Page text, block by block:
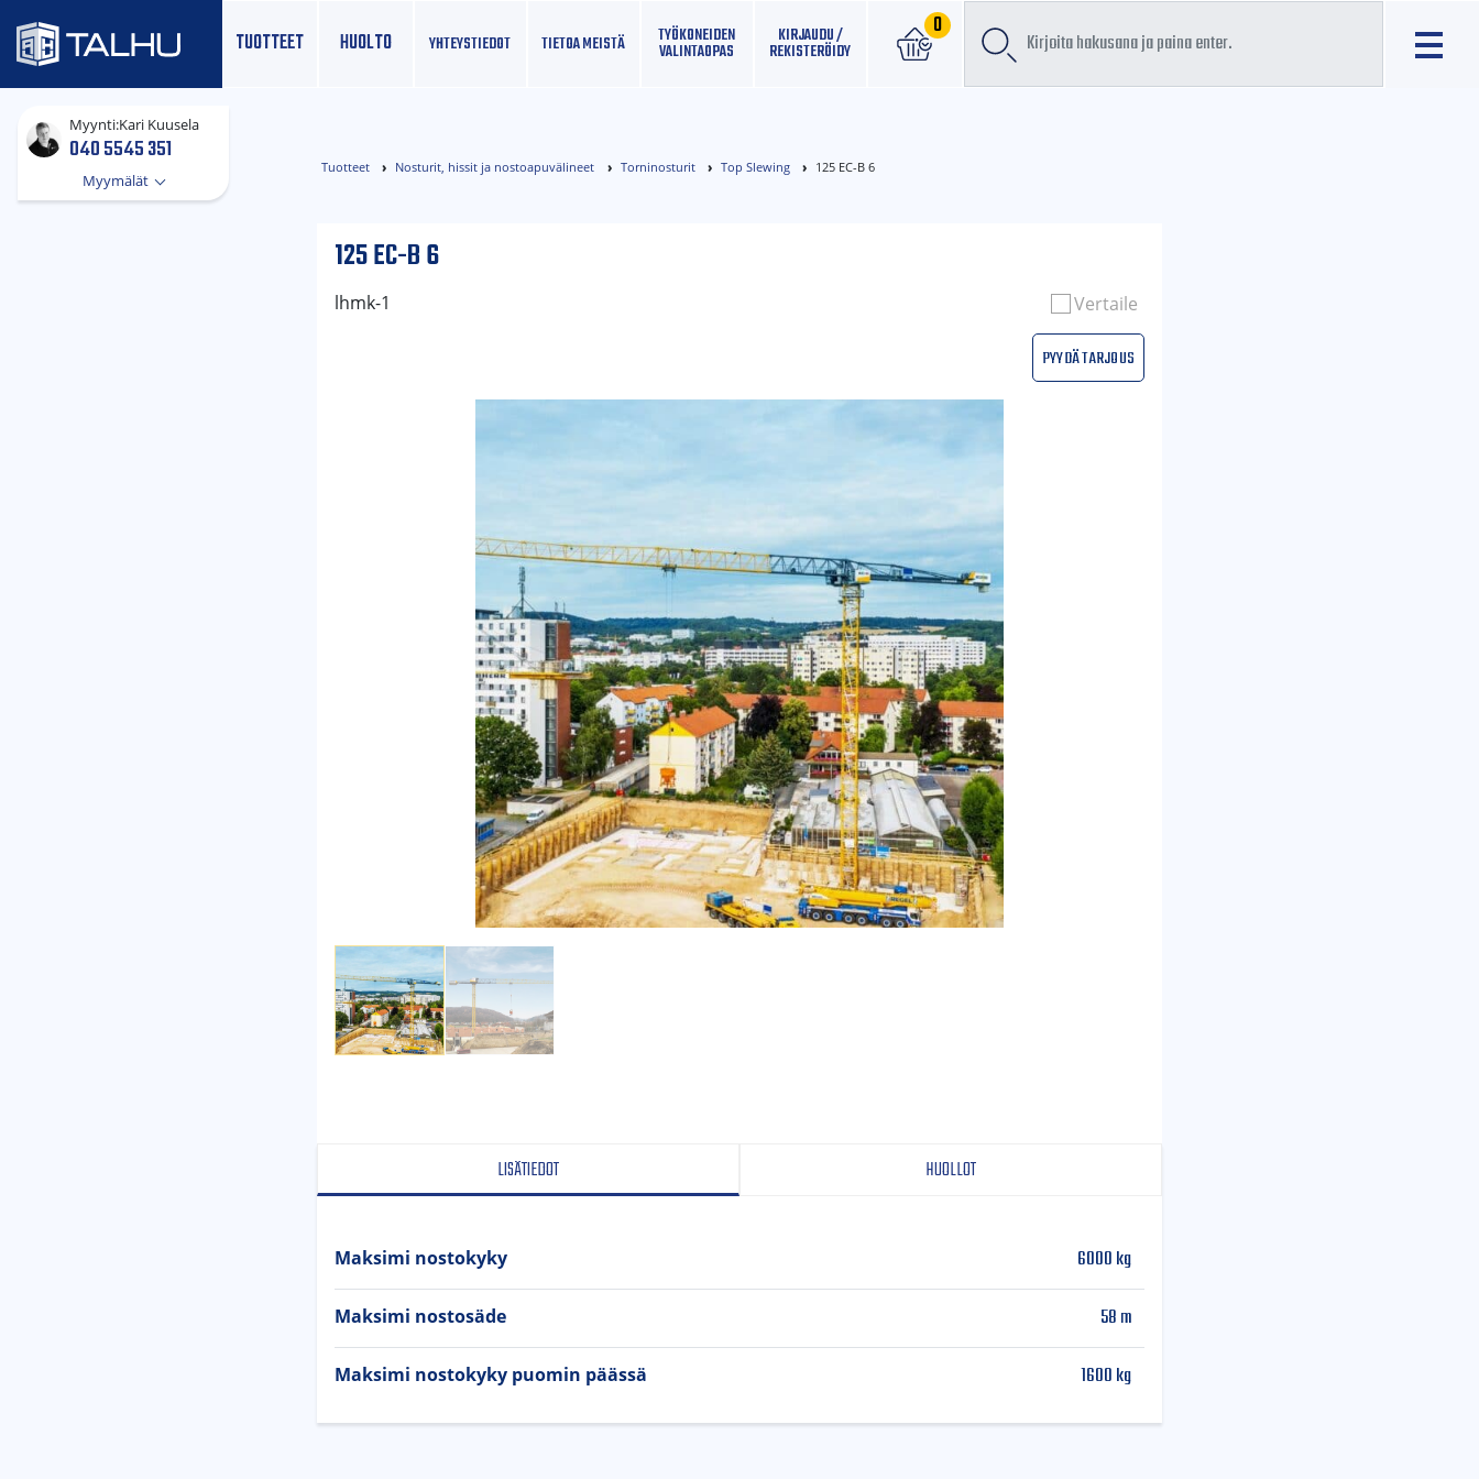
TUOTTEET HUOLTO
0
YHTEYS­TIEDOT TIETOA MEISTÄ TYÖKONEIDEN
VALINTAOPAS
KIRJAUDU /
REKISTERÖIDY
Myynti:Kari Kuusela
040 5545 351
Myymälät
Tuotteet Nosturit, hissit ja nostoapuvälineet Torninosturit Top Slewing 125 EC-B 6
125 EC-B 6
lhmk-1 Vertaile
Pyydä tarjous
LISÄTIEDOT HUOLLOT
Maksimi nostokyky 6000 kg
Maksimi nostosäde 58 m
Maksimi nostokyky puomin päässä 1600 kg